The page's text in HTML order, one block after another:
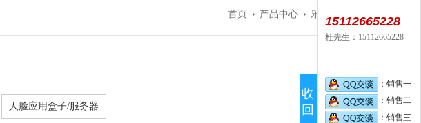
首页 产品中心 乐橙摄像机
人脸应用盒子/服务器
收
回
15112665228
杜先生：15112665228
：销售一
：销售二
：销售三